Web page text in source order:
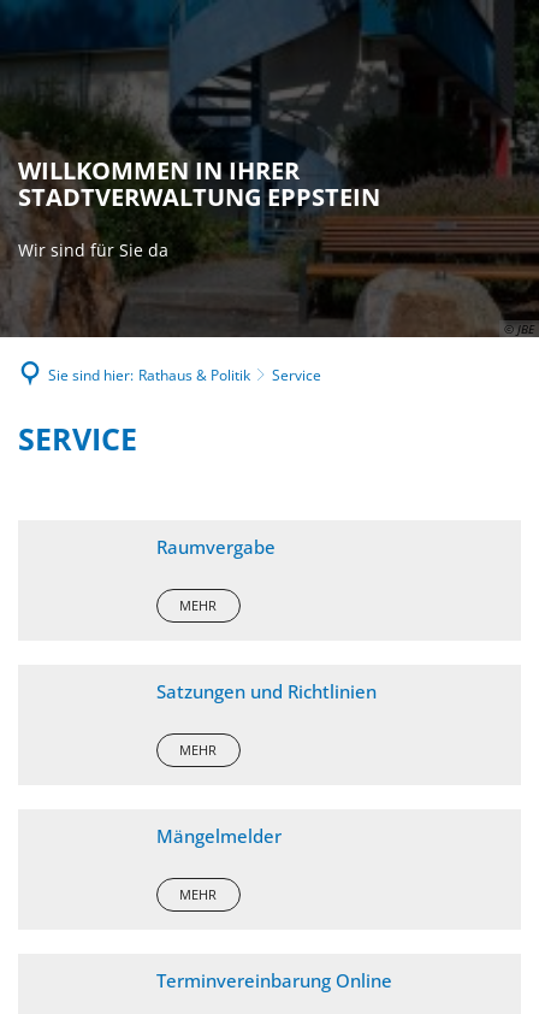
© JBE
WILLKOMMEN IN IHRER
STADTVERWALTUNG EPPSTEIN
Wir sind für Sie da
Sie sind hier: Rathaus & Politik Service
SERVICE
SERVICE
Raumvergabe
MEHR
Satzungen und Richtlinien
MEHR
Mängelmelder
MEHR
Terminvereinbarung Online